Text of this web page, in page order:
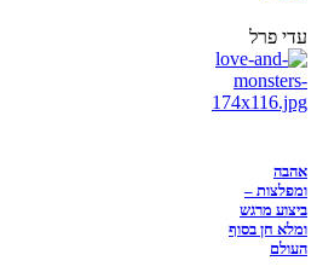
עדי פרל
אהבה
ומפלצות –
ביצוע מרגש
ומלא חן בסוף
העולם